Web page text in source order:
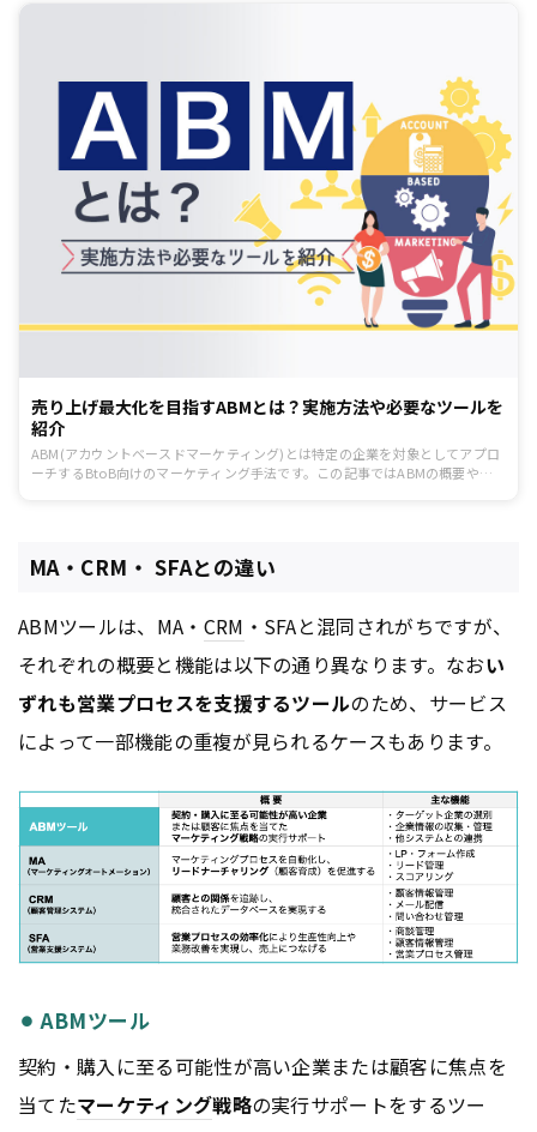
売り上げ最大化を目指すABMとは？実施方法や必要なツールを
紹介
ABM(アカウントベースドマーケティング)とは特定の企業を対象としてアプロ
ーチするBtoB向けのマーケティング手法です。この記事ではABMの概要やメ
MA・CRM・ SFAとの違い
ABMツールは、MA・ CRM ・SFAと混同されがちですが、
それぞれの概要と機能は以下の通り異なります。なおい
ずれも営業プロセスを支援するツールのため、サービス
によって一部機能の重複が見られるケースもあります。
⚫︎ ABMツール
契約・購入に至る可能性が高い企業または顧客に焦点を
当てたマーケティング戦略の実行サポートをするツー